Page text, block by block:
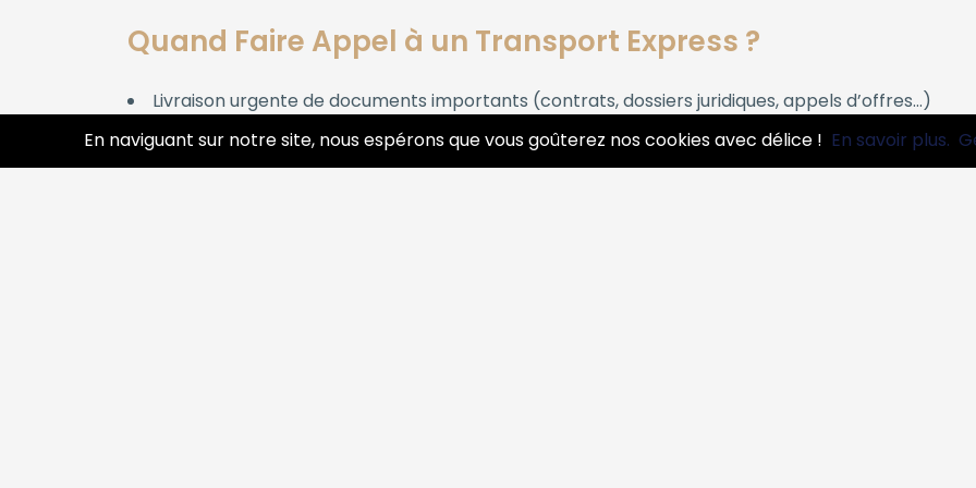
Quand Faire Appel à un Transport Express ?
Livraison urgente de documents importants (contrats, dossiers juridiques, appels d’offres…)
Envoi rapide de pièces détachées ou de matériel industriel
Transport de produits médicaux ou sensibles nécessitant une prise en charge immédiate
En naviguant sur notre site, nous espérons que vous goûterez nos cookies avec délice ! En savoir plus.